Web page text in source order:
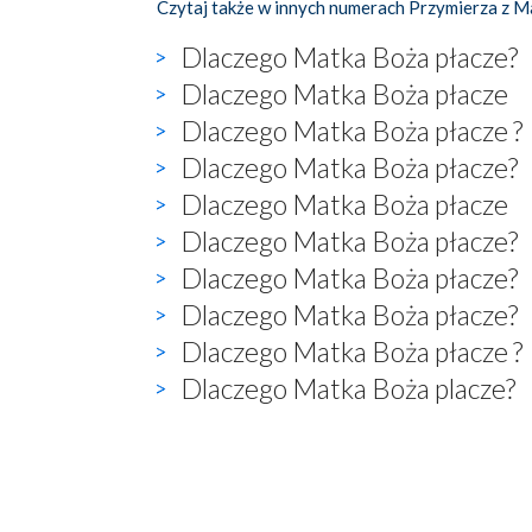
Czytaj także w innych numerach Przymierza z
Dlaczego Matka Boża płacze?
Dlaczego Matka Boża płacze
Dlaczego Matka Boża płacze ?
Dlaczego Matka Boża płacze?
Dlaczego Matka Boża płacze
Dlaczego Matka Boża płacze?
Dlaczego Matka Boża płacze?
Dlaczego Matka Boża płacze?
Dlaczego Matka Boża płacze ?
Dlaczego Matka Boża placze?